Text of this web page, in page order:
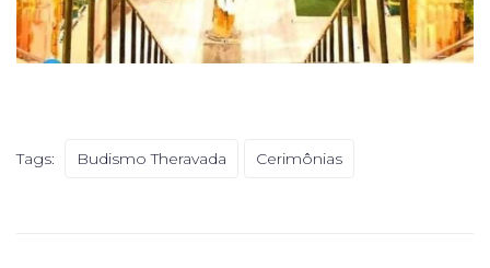
Tags: Budismo Theravada Cerimônias